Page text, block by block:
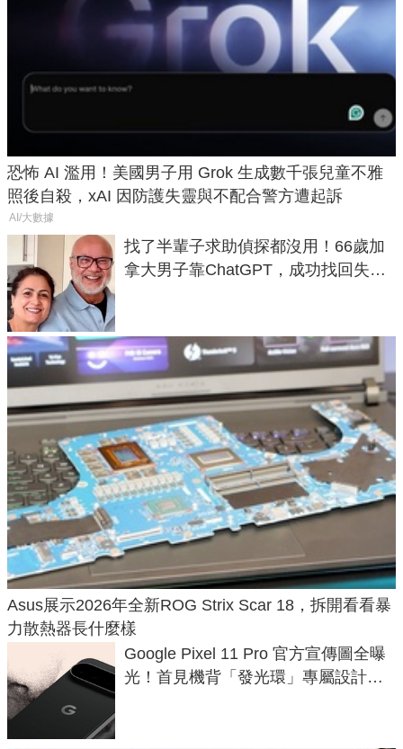
恐怖 AI 濫用！美國男子用 Grok 生成數千張兒童不雅
照後自殺，xAI 因防護失靈與不配合警方遭起訴
AI/大數據
找了半輩子求助偵探都沒用！66歲加
拿大男子靠ChatGPT，成功找回失散
Asus展示2026年全新ROG Strix Scar 18，拆開看看暴
力散熱器長什麼樣
Google Pixel 11 Pro 官方宣傳圖全曝
光！首見機背「發光環」專屬設計、